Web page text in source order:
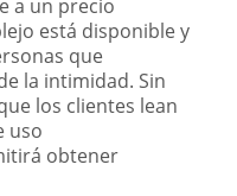
a un precio
está disponible y
que
la intimidad. Sin
los clientes lean
uso
obtener